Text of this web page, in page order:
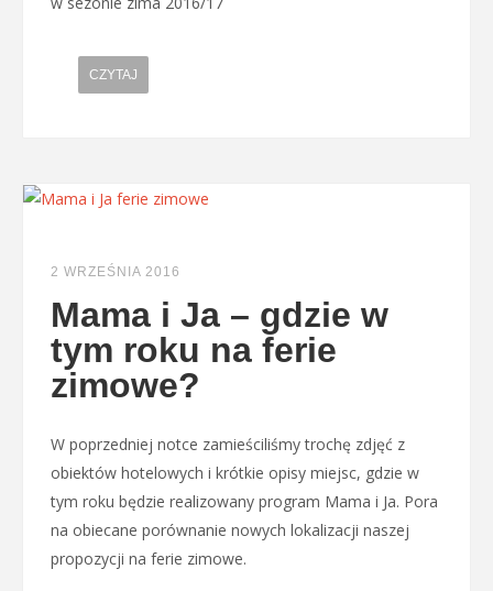
CZYTAJ
2 WRZEŚNIA 2016
Mama i Ja – gdzie w
tym roku na ferie
zimowe?
W poprzedniej notce zamieściliśmy trochę zdjęć z
obiektów hotelowych i krótkie opisy miejsc, gdzie w
tym roku będzie realizowany program Mama i Ja. Pora
na obiecane porównanie nowych lokalizacji naszej
propozycji na ferie zimowe.